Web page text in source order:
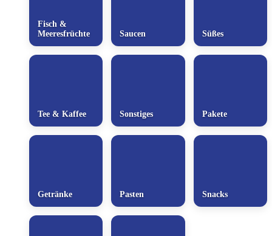
Fisch &
Meeresfrüchte
Saucen Süßes
Tee & Kaffee Sonstiges Pakete
Getränke Pasten Snacks